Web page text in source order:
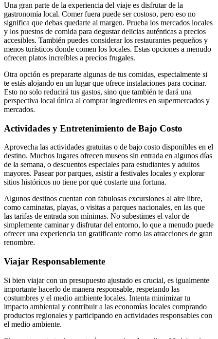
Una gran parte de la experiencia del viaje es disfrutar de la
gastronomía local. Comer fuera puede ser costoso, pero eso no
significa que debas quedarte al margen. Prueba los mercados locales
y los puestos de comida para degustar delicias auténticas a precios
accesibles. También puedes considerar los restaurantes pequeños y
menos turísticos donde comen los locales. Estas opciones a menudo
ofrecen platos increíbles a precios frugales.
Otra opción es prepararte algunas de tus comidas, especialmente si
te estás alojando en un lugar que ofrece instalaciones para cocinar.
Esto no solo reducirá tus gastos, sino que también te dará una
perspectiva local única al comprar ingredientes en supermercados y
mercados.
Actividades y Entretenimiento de Bajo Costo
Aprovecha las actividades gratuitas o de bajo costo disponibles en el
destino. Muchos lugares ofrecen museos sin entrada en algunos días
de la semana, o descuentos especiales para estudiantes y adultos
mayores. Pasear por parques, asistir a festivales locales y explorar
sitios históricos no tiene por qué costarte una fortuna.
Algunos destinos cuentan con fabulosas excursiones al aire libre,
como caminatas, playas, o visitas a parques nacionales, en las que
las tarifas de entrada son mínimas. No subestimes el valor de
simplemente caminar y disfrutar del entorno, lo que a menudo puede
ofrecer una experiencia tan gratificante como las atracciones de gran
renombre.
Viajar Responsablemente
Si bien viajar con un presupuesto ajustado es crucial, es igualmente
importante hacerlo de manera responsable, respetando las
costumbres y el medio ambiente locales. Intenta minimizar tu
impacto ambiental y contribuir a las economías locales comprando
productos regionales y participando en actividades responsables con
el medio ambiente.